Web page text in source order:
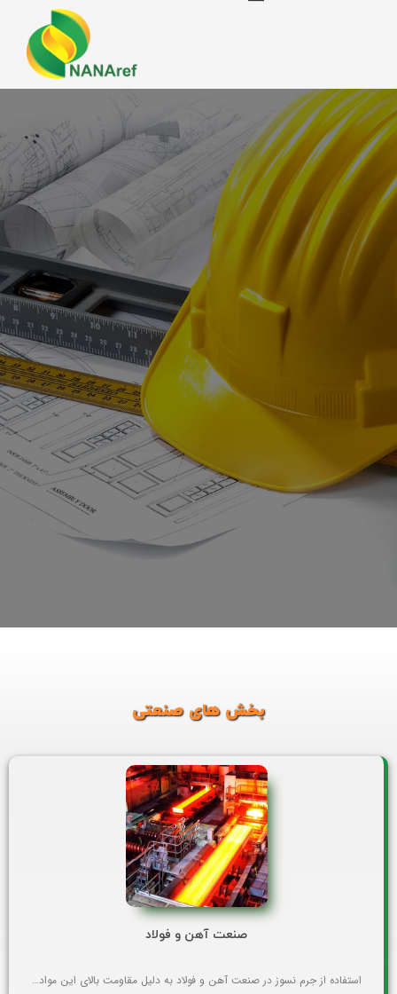
پروژه های نصب محصولات نسوز
نوآوران نسوز آژند
بخش های صنعتی
صنعت آهن و فولاد
استفاده از جرم نسوز در صنعت آهن و فولاد به دلیل مقاومت بالای این مواد…